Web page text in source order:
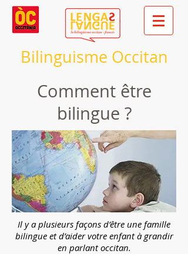
Bilinguisme Occitan
Comment être
bilingue ?
Il y a plusieurs façons d’être une famille
bilingue et d’aider votre enfant à grandir
en parlant occitan.